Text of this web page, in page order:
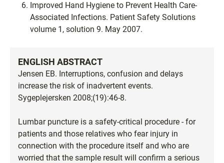
Improved Hand Hygiene to Prevent Health Care-
Associated Infections. Patient Safety Solutions
volume 1, solution 9. May 2007.
ENGLISH ABSTRACT
Jensen EB. Interruptions, confusion and delays
increase the risk of inadvertent events.
Sygeplejersken 2008;(19):46-8.
Lumbar puncture is a safety-critical procedure - for
patients and those relatives who fear injury in
connection with the procedure itself and who are
worried that the sample result will confirm a serious